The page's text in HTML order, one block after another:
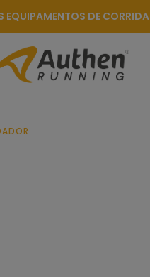
EQUIPAMENTOS DE CORRIDA